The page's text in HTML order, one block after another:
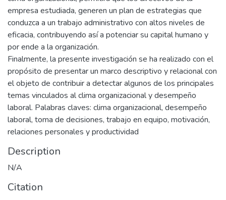
empresa estudiada, generen un plan de estrategias que
conduzca a un trabajo administrativo con altos niveles de
eficacia, contribuyendo así a potenciar su capital humano y
por ende a la organización.
Finalmente, la presente investigación se ha realizado con el
propósito de presentar un marco descriptivo y relacional con
el objeto de contribuir a detectar algunos de los principales
temas vinculados al clima organizacional y desempeño
laboral. Palabras claves: clima organizacional, desempeño
laboral, toma de decisiones, trabajo en equipo, motivación,
relaciones personales y productividad
Description
N/A
Citation